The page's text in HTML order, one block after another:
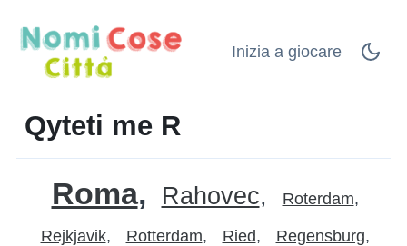
Inizia a giocare
Qyteti me R
Roma Rahovec Roterdam
Rejkjavik Rotterdam Ried Regensburg